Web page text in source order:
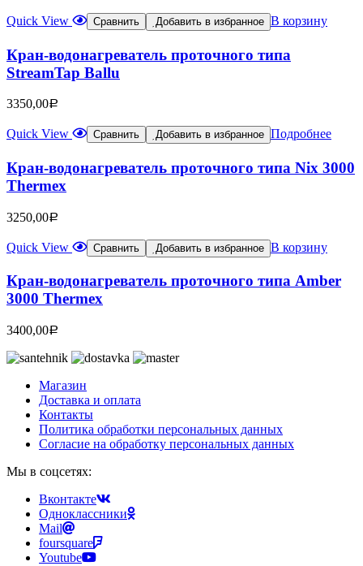
Quick View Сравнить Добавить в избранное В корзину
Кран-водонагреватель проточного типа
StreamTap Ballu
3350,00Р
Quick View Сравнить Добавить в избранное Подробнее
Кран-водонагреватель проточного типа Nix 3000
Thermex
3250,00Р
Quick View Сравнить Добавить в избранное В корзину
Кран-водонагреватель проточного типа Amber
3000 Thermex
3400,00Р
Магазин
Доставка и оплата
Контакты
Политика обработки персональных данных
Согласие на обработку персональных данных
Мы в соцсетях:
Вконтакте
Одноклассники
Mail
foursquare
Youtube